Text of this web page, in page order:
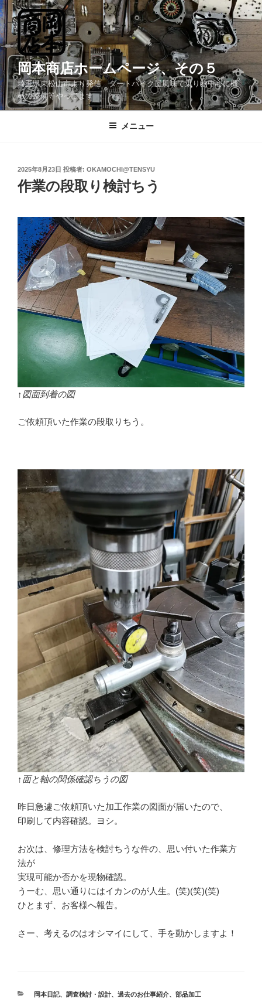
コ
ン
テ
ン
ツ
へ
ス
キ
岡本商店ホームページ、その５
埼玉県東松山市より発信 ダートバイク屋風味で乗り物中心に機
械の整備等やってます
メニュー
投
稿
2025年8月23日 投稿者: OKAMOCHI@TENSYU
作業の段取り検討ちう
↑図面到着の図
ご依頼頂いた作業の段取りちう。
↑面と軸の関係確認ちうの図
昨日急遽ご依頼頂いた加工作業の図面が届いたので、
印刷して内容確認。ヨシ。
お次は、修理方法を検討ちうな件の、思い付いた作業方
法が
実現可能か否かを現物確認。
うーむ、思い通りにはイカンのが人生。(笑)(笑)(笑)
ひとまず、お客様へ報告。
さー、考えるのはオシマイにして、手を動かしますよ！
カ
岡本日記、 調査検討・設計、 過去のお仕事紹介、 部品加工